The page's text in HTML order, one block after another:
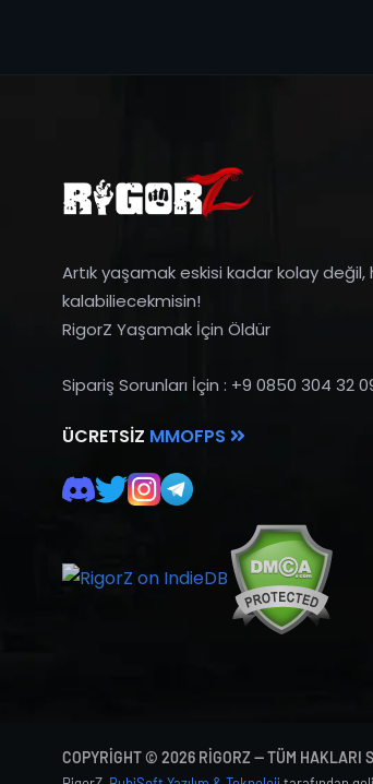
Artık yaşamak eskisi kadar kolay
kalabiliecekmisin!
RigorZ Yaşamak İçin Öldür
Sipariş Sorunları İçin : +9 0850 304 32
ÜCRETSIZ MMOFPS
COPYRIGHT © 2026 RIGORZ — TÜM HAKLARI